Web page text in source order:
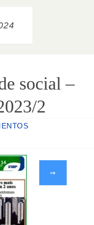
social –
2
⇒